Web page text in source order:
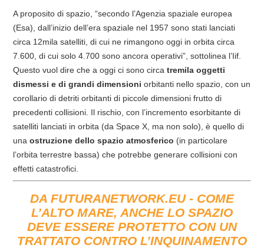
A proposito di spazio, “secondo l’Agenzia spaziale europea
(Esa), dall’inizio dell’era spaziale nel 1957 sono stati lanciati
circa 12mila satelliti, di cui ne rimangono oggi in orbita circa
7.600, di cui solo 4.700 sono ancora operativi”, sottolinea l’Iif.
Questo vuol dire che a oggi ci sono circa tremila oggetti
dismessi e di grandi dimensioni orbitanti nello spazio, con un
corollario di detriti orbitanti di piccole dimensioni frutto di
precedenti collisioni. Il rischio, con l’incremento esorbitante di
satelliti lanciati in orbita (da Space X, ma non solo), è quello di
una ostruzione dello spazio atmosferico (in particolare
l’orbita terrestre bassa) che potrebbe generare collisioni con
effetti catastrofici.
DA FUTURANETWORK.EU - COME
L’ALTO MARE, ANCHE LO SPAZIO
DEVE ESSERE PROTETTO CON UN
TRATTATO CONTRO L’INQUINAMENTO